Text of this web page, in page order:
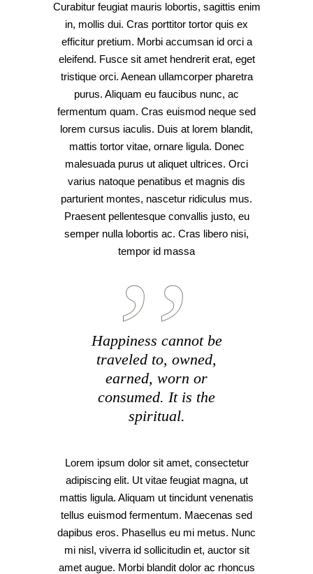
Curabitur feugiat mauris lobortis, sagittis enim
in, mollis dui. Cras porttitor tortor quis ex
efficitur pretium. Morbi accumsan id orci a
eleifend. Fusce sit amet hendrerit erat, eget
tristique orci. Aenean ullamcorper pharetra
purus. Aliquam eu faucibus nunc, ac
fermentum quam. Cras euismod neque sed
lorem cursus iaculis. Duis at lorem blandit,
mattis tortor vitae, ornare ligula. Donec
malesuada purus ut aliquet ultrices. Orci
varius natoque penatibus et magnis dis
parturient montes, nascetur ridiculus mus.
Praesent pellentesque convallis justo, eu
semper nulla lobortis ac. Cras libero nisi,
tempor id massa
Happiness cannot be
traveled to, owned,
earned, worn or
consumed. It is the
spiritual.
Lorem ipsum dolor sit amet, consectetur
adipiscing elit. Ut vitae feugiat magna, ut
mattis ligula. Aliquam ut tincidunt venenatis
tellus euismod fermentum. Maecenas sed
dapibus eros. Phasellus eu mi metus. Nunc
mi nisl, viverra id sollicitudin et, auctor sit
amet augue. Morbi blandit dolor ac rhoncus